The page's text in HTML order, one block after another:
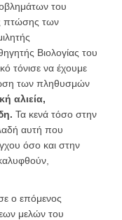
του
πτώσης των
Βιολογίας του
τόνισε να έχουμε
των πληθυσμών
αλιεία,
Τα κενά τόσο στην
αυτή που
όσο και στην
ο επόμενος
μελών του